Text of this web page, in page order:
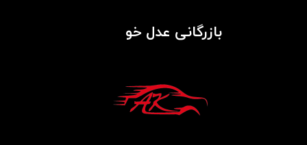
بازرگانی عدل خو